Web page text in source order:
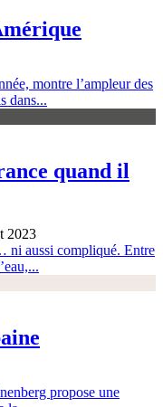
montre l’ampleur des
dans...
quand il
2023
ni aussi compliqué. Entre
propose une